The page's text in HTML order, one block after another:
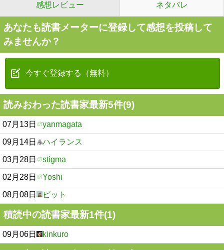
感想レビュー ネタバレ
あなたも読書メーターに登録して感想を投稿して
みませんか？
今すぐ登録する（無料）
読みおわった読書家最新5件(9)
07月13日 yanmagata
09月14日 ハイランス
03月28日 stigma
02月28日 Yoshi
08月08日 ピット
積読中の読書家最新1件(1)
09月06日 kinkuro